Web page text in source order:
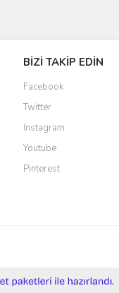
BİZİ TAKİP EDİN
Facebook
Twitter
Instagram
Youtube
Pinterest
e-